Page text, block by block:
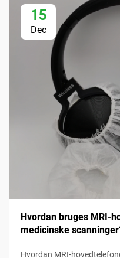
15
Dec
Hvordan bruges MRI-
medicinske
Hvordan MRI-